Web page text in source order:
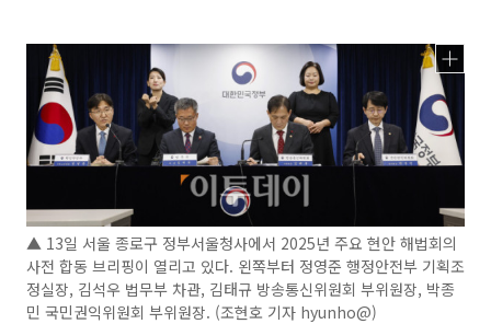
▲ 13일 서울 종로구 정부서울청사에서 2025년 주요 현안 해법회의
사전 합동 브리핑이 열리고 있다. 왼쪽부터 정영준 행정안전부 기획조
정실장, 김석우 법무부 차관, 김태규 방송통신위원회 부위원장, 박종
민 국민권익위원회 부위원장. (조현호 기자 hyunho@)